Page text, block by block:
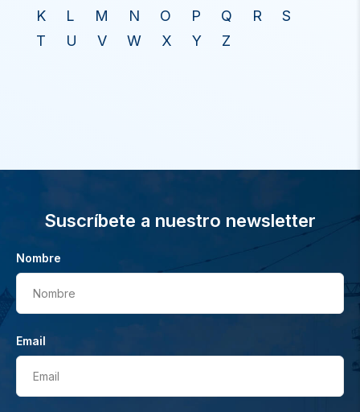
K
L M N O P Q R
S
T
U V W X Y Z
Suscríbete a nuestro newsletter
Nombre
Nombre
Email
Email